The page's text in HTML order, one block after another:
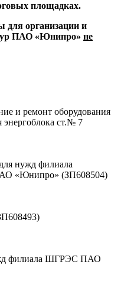
площадках.
для организации и
ПАО «Юнипро» не
и ремонт оборудования
ст.№ 7
нужд филиала
«Юнипро» (ЗП608504)
филиала ШГРЭС ПАО